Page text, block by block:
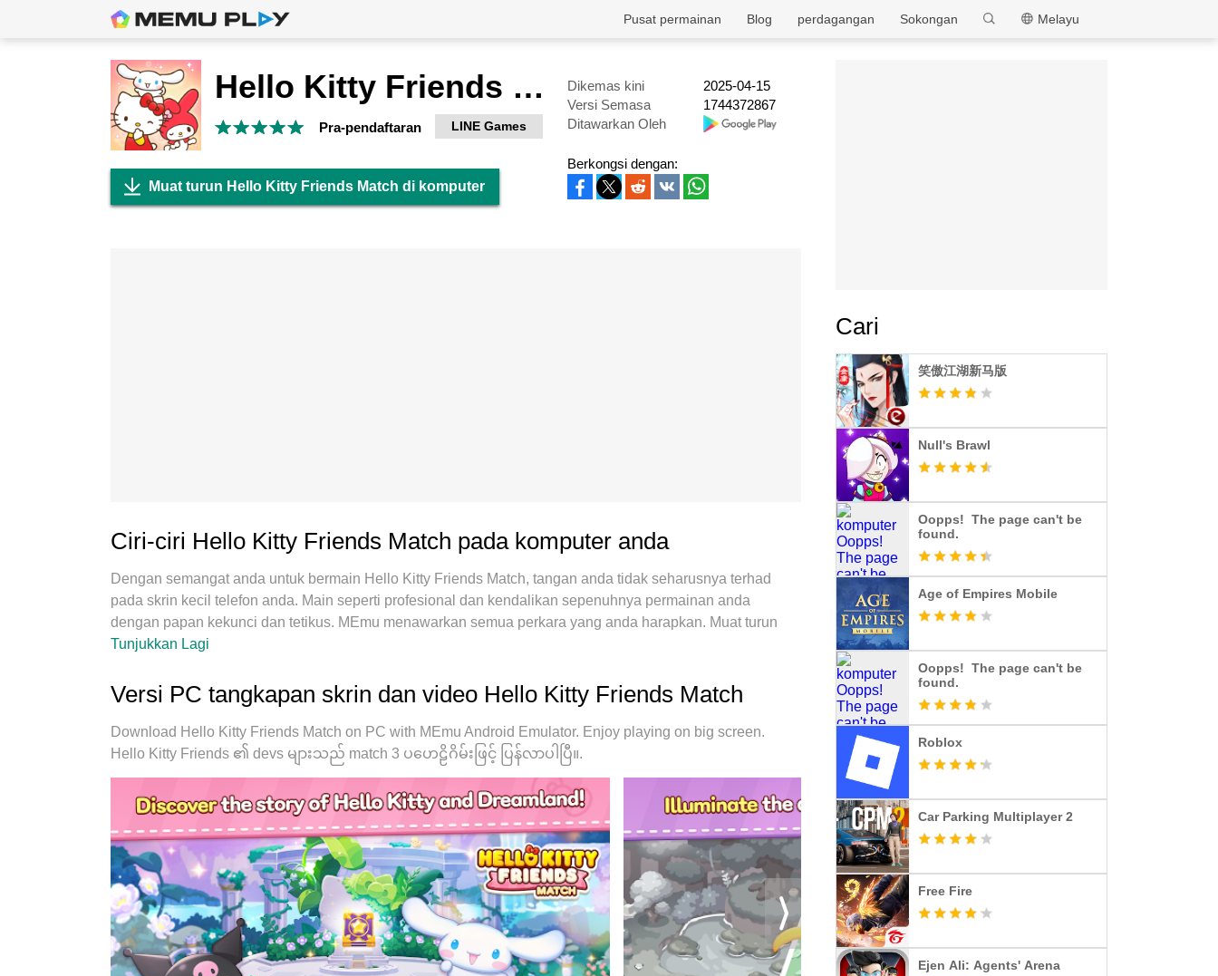
MEmu
Melayu
Sokongan
perdagangan
Blog
Pusat permainan
Hello Kitty Friends Match
Pra-pendaftaran LINE Games
Dikemas kini
2025-04-15
Versi Semasa
1744372867
Ditawarkan Oleh
Muat turun Hello Kitty Friends Match di komputer
Berkongsi dengan:
Ciri-ciri Hello Kitty Friends Match pada komputer anda
Dengan semangat anda untuk bermain Hello Kitty Friends Match, tangan anda tidak seharusnya terhad
pada skrin kecil telefon anda. Main seperti profesional dan kendalikan sepenuhnya permainan anda
dengan papan kekunci dan tetikus. MEmu menawarkan semua perkara yang anda harapkan. Muat turun
dan mainkan Hello Kitty Friends Match di PC. Main selagi anda mahu, tidak ada batasan bateri, data mudah
Friends Match di PC. Disiapkan dengan kepakaran kami, sistem pemetaan kunci pratetap yang indah
menjadikan Hello Kitty Friends Match permainan PC sebenar. Dikodkan dengan penyerapan kami,
pengurus multi-instance menjadikan bermain 2 atau lebih akaun pada peranti yang sama mungkin. Dan
yang paling penting, enjin emulasi eksklusif kami dapat melepaskan potensi penuh PC anda, menjadikan
semuanya lancar.Kami tidak hanya peduli bagaimana anda bermain, tetapi juga keseluruhan proses
menikmati kebahagiaan permainan.
Tunjukkan Lagi
Versi PC tangkapan skrin dan video Hello Kitty Friends Match
Download Hello Kitty Friends Match on PC with MEmu Android Emulator. Enjoy playing on big screen.
Hello Kitty Friends ၏ devs များသည် match 3 ပဟေဠိဂိမ်းဖြင့် ပြန်လာပါပြီ။.
Cari
笑傲江湖新马版
Null's Brawl
Oopps! The page can't be
found.
Age of Empires Mobile
Oopps! The page can't be
found.
Roblox
Car Parking Multiplayer 2
Free Fire
Ejen Ali: Agents' Arena